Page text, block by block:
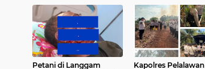
Petani di Langgam
Kapolres Pelalawan